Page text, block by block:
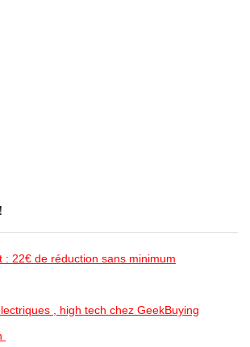
: 22€ de réduction sans minimum
, high tech chez GeekBuying